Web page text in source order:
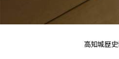
高知城歴